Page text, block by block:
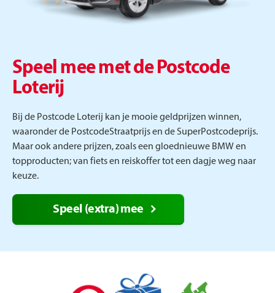
Speel mee met de Postcode
Loterij
Bij de Postcode Loterij kan je mooie geldprijzen winnen,
waaronder de PostcodeStraatprijs en de SuperPostcodeprijs.
Maar ook andere prijzen, zoals een gloednieuwe BMW en
topproducten; van fiets en reiskoffer tot een dagje weg naar
keuze.
Speel (extra) mee